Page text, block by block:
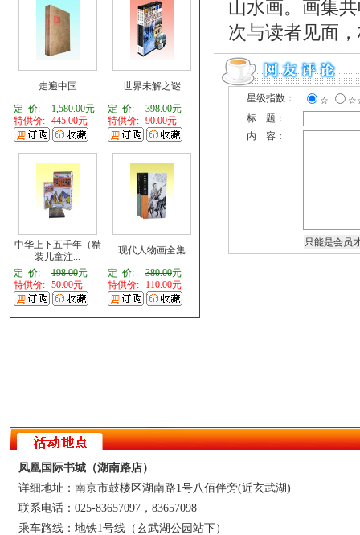
走遍中国
定 价:
1,580.00元
特供价:
445.00元
世界未解之谜
定 价:
398.00元
特供价: 90.00元
中华上下五千年（精
装儿童注...
定 价:
198.00元
特供价:
50.00元
现代人物画全集
定 价:
380.00元
特供价:
110.00元
山水画。画集
次与读者见面
星级指数： ☆
标 题：
内 容：
凤凰国际书城（湖南路店）
详细地址：南京市鼓楼区湖南路1号八佰伴旁(近玄武湖)
联系电话：025-83657097，83657098
乘车路线：地铁1号线（玄武湖公园站下）